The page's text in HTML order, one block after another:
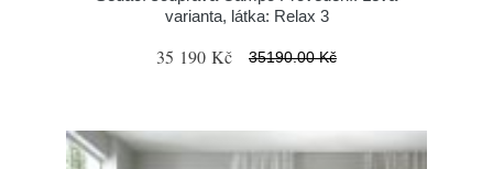
varianta, látka: Relax 3
35 190 Kč 35190.00 Kč